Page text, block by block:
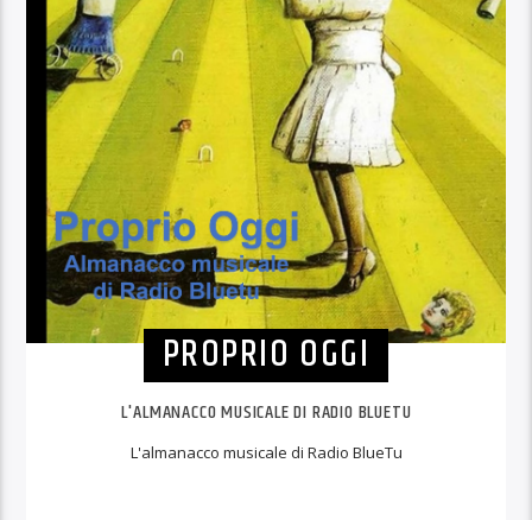
PROPRIO OGGI
L'ALMANACCO MUSICALE DI RADIO BLUETU
L'almanacco musicale di Radio BlueTu